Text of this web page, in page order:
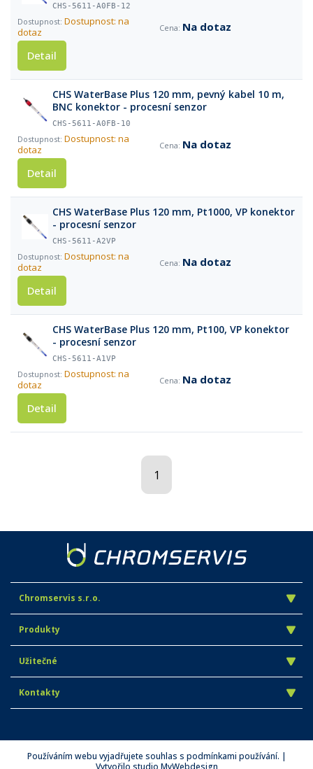
CHS-5611-A0FB-12
Dostupnost: na
dotaz
Na dotaz
Detail
CHS WaterBase Plus 120 mm, pevný kabel 10 m,
BNC konektor - procesní senzor
CHS-5611-A0FB-10
Dostupnost: na
dotaz
Na dotaz
Detail
CHS WaterBase Plus 120 mm, Pt1000, VP konektor
- procesní senzor
CHS-5611-A2VP
Dostupnost: na
dotaz
Na dotaz
Detail
CHS WaterBase Plus 120 mm, Pt100, VP konektor
- procesní senzor
CHS-5611-A1VP
Dostupnost: na
dotaz
Na dotaz
Detail
1
Chromservis s.r.o.
Produkty
Užitečné
Kontakty
Používáním webu vyjadřujete souhlas s podmínkami používání. |
Vytvořilo studio MyWebdesign